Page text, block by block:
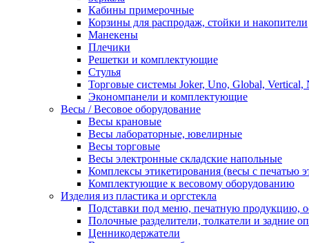
Кабины примерочные
Корзины для распродаж, стойки и накопители
Манекены
Плечики
Решетки и комплектующие
Стулья
Торговые системы Joker, Uno, Global, Vertical,
Экономпанели и комплектующие
Весы / Весовое оборудование
Весы крановые
Весы лабораторные, ювелирные
Весы торговые
Весы электронные складские напольные
Комплексы этикетирования (весы с печатью
Комплектующие к весовому оборудованию
Изделия из пластика и оргстекла
Подставки под меню, печатную продукцию,
Полочные разделители, толкатели и задние
Ценникодержатели